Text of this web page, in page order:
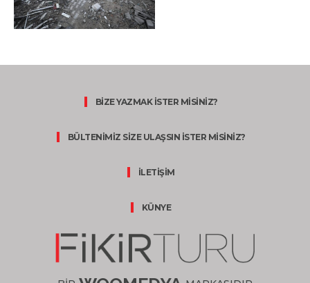
BİZE YAZMAK İSTER MİSİNİZ?
BÜLTENİMİZ SİZE ULAŞSIN İSTER MİSİNİZ?
İLETİŞİM
KÜNYE